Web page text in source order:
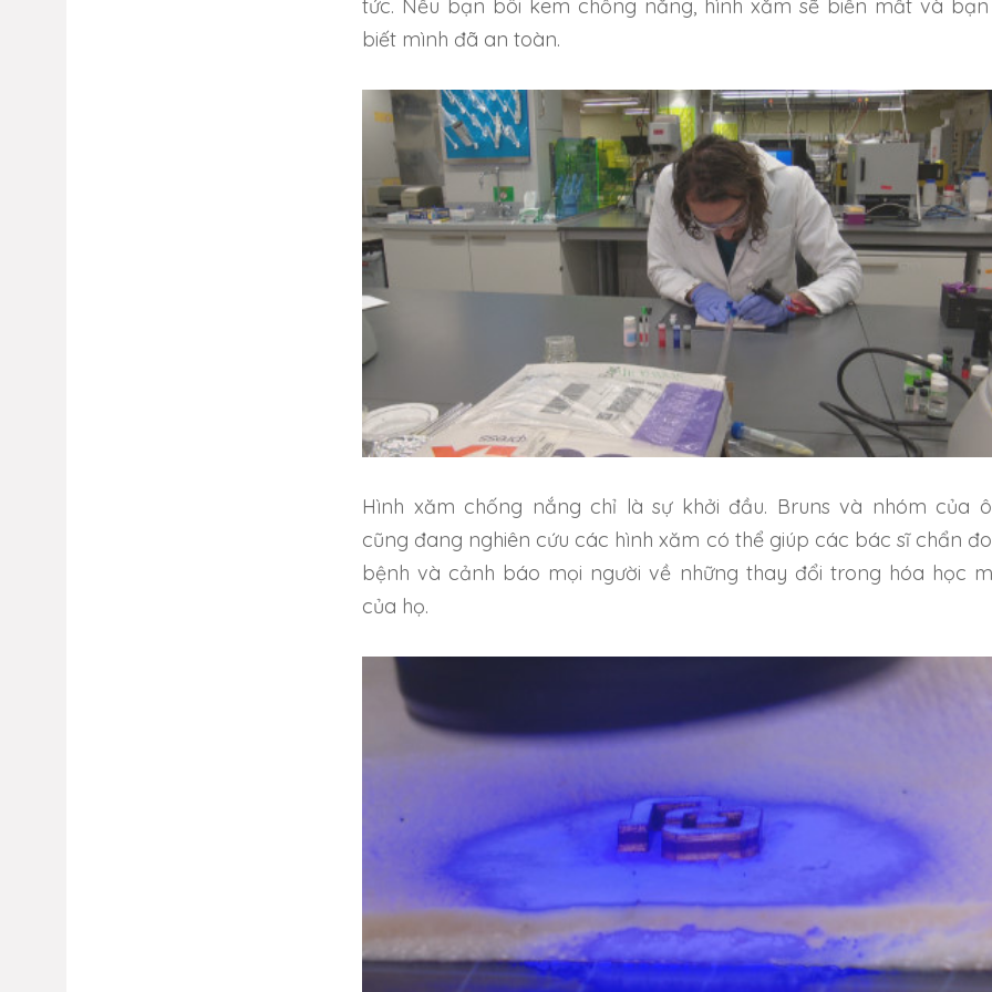
tức. Nếu bạn bôi kem chống nắng, hình xăm sẽ biến mất và bạn
biết mình đã an toàn.
Hình xăm chống nắng chỉ là sự khởi đầu. Bruns và nhóm của
cũng đang nghiên cứu các hình xăm có thể giúp các bác sĩ chẩn
bệnh và cảnh báo mọi người về những thay đổi trong hóa học
của họ.